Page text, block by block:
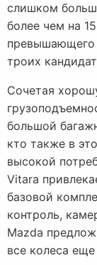
слишком
более чем на
превышающего
троих
Сочетая
большой
кто также в
высокой
Vitara
базовой
контроль,
Mazda
все колеса